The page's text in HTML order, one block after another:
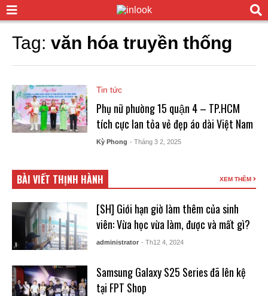
Tag: văn hóa truyền thống
Tin tức
Phụ nữ phường 15 quận 4 – TP.HCM
tích cực lan tỏa vẻ đẹp áo dài Việt Nam
Kỳ Phong - Tháng 3 2, 2025
BÀI VIẾT THỊNH HÀNH XEM THÊM
[SH] Giới hạn giờ làm thêm của sinh
viên: Vừa học vừa làm, được và mất gì?
administrator - Th12 4, 2024
Samsung Galaxy S25 Series đã lên kệ
tại FPT Shop